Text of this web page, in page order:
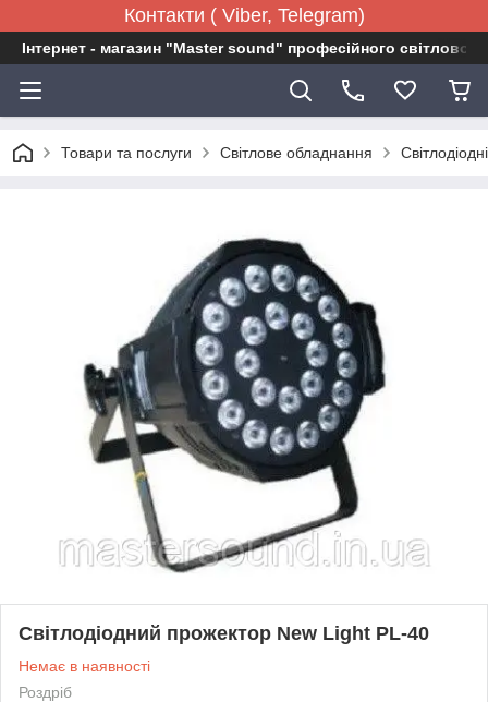
Контакти ( Viber, Telegram)
Інтернет - магазин "Master sound" професійного
Товари та послуги Світлове обладнання
Світлодіодний прожектор New Light PL-40
Немає в наявності
Роздріб